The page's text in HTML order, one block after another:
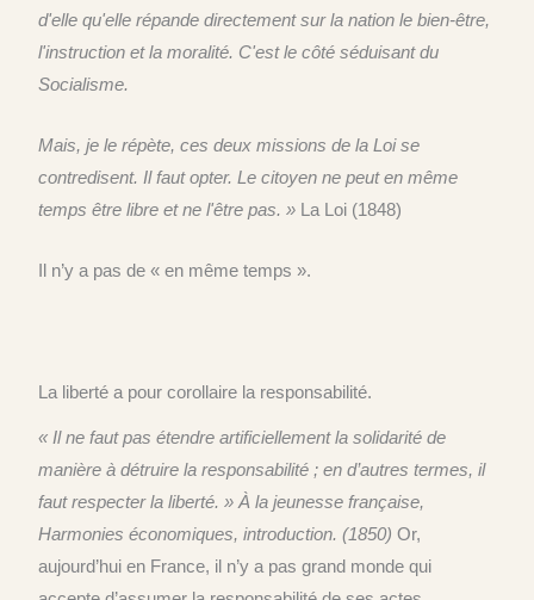
d'elle qu'elle répande directement sur la nation le bien-être,
l'instruction et la moralité. C'est le côté séduisant du
Socialisme.
Mais, je le répète, ces deux missions de la Loi se
contredisent. Il faut opter. Le citoyen ne peut en même
temps être libre et ne l'être pas. » La Loi (1848)
Il n’y a pas de « en même temps ».
La liberté a pour corollaire la responsabilité.
« Il ne faut pas étendre artificiellement la solidarité de
manière à détruire la responsabilité ; en d’autres termes, il
faut respecter la liberté. » À la jeunesse française,
Harmonies économiques, introduction. (1850)Or,
aujourd’hui en France, il n’y a pas grand monde qui